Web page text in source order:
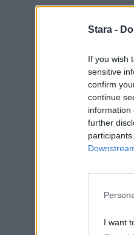
Stara -
If you wish
sensitive
confirm
continue
information
further
I want